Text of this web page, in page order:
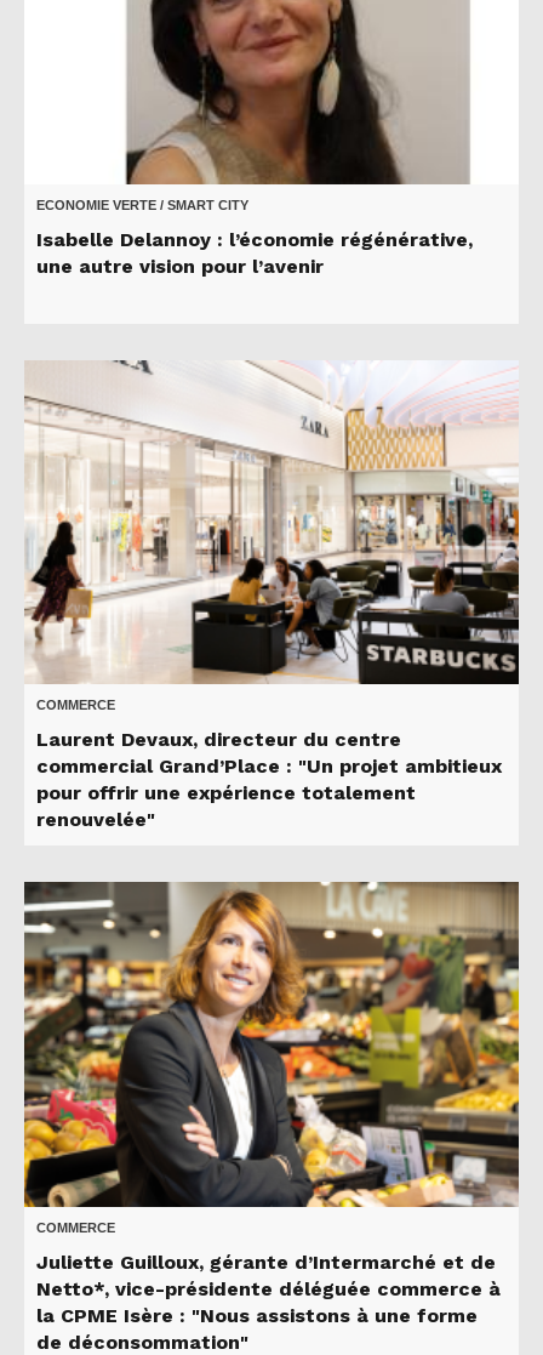
ECONOMIE VERTE / SMART CITY
Isabelle Delannoy : l’économie régénérative,
une autre vision pour l’avenir
COMMERCE
Laurent Devaux, directeur du centre
commercial Grand’Place : "Un projet ambitieux
pour offrir une expérience totalement
renouvelée"
COMMERCE
Juliette Guilloux, gérante d’Intermarché et de
Netto*, vice-présidente déléguée commerce à
la CPME Isère : "Nous assistons à une forme
de déconsommation"